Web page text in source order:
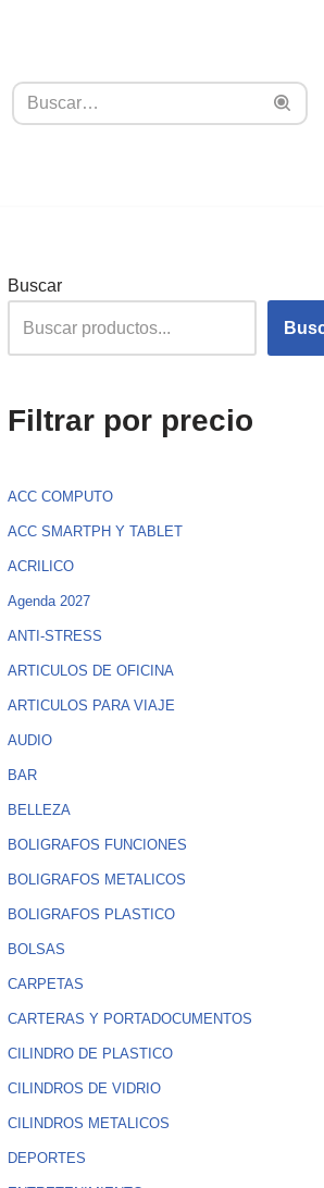
Buscar
Filtrar por precio
ACC COMPUTO
ACC SMARTPH Y TABLET
ACRILICO
Agenda 2027
ANTI-STRESS
ARTICULOS DE OFICINA
ARTICULOS PARA VIAJE
AUDIO
BAR
BELLEZA
BOLIGRAFOS FUNCIONES
BOLIGRAFOS METALICOS
BOLIGRAFOS PLASTICO
BOLSAS
CARPETAS
CARTERAS Y PORTADOCUMENTOS
CILINDRO DE PLASTICO
CILINDROS DE VIDRIO
CILINDROS METALICOS
DEPORTES